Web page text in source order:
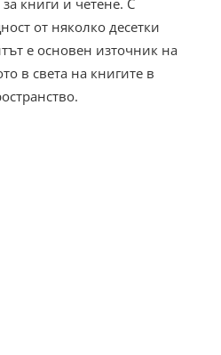
книги и четене. С
от няколко десетки
е основен източник на
в света на книгите в